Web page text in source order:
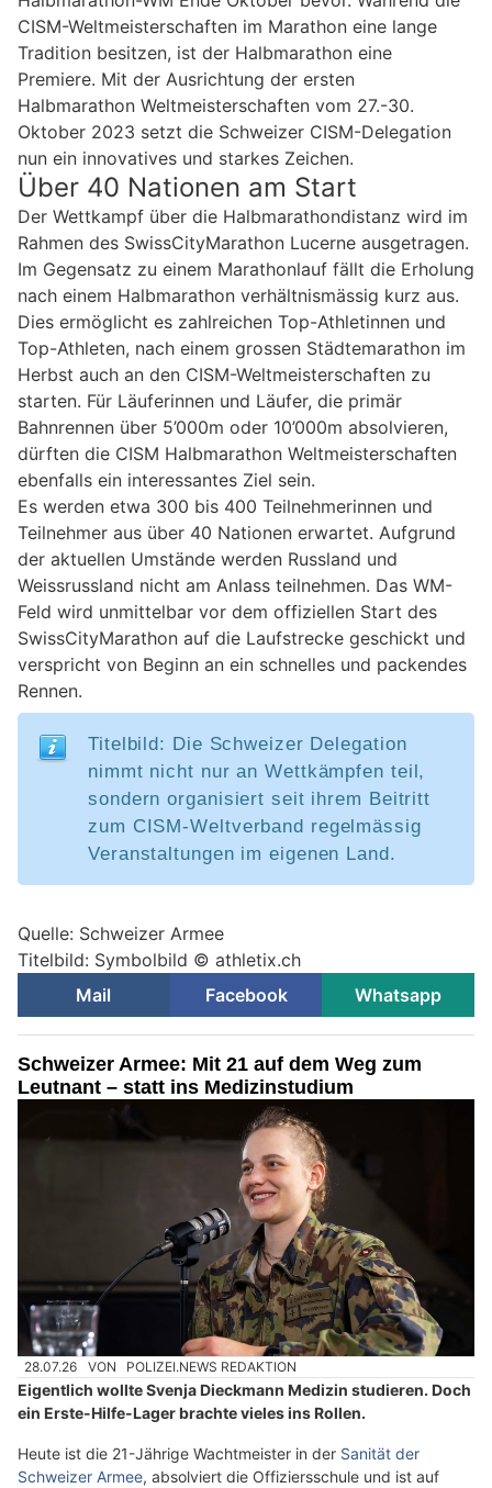
CISM-Weltmeisterschaften im Marathon eine lange
Tradition besitzen, ist der Halbmarathon eine
Premiere. Mit der Ausrichtung der ersten
Halbmarathon Weltmeisterschaften vom 27.-30.
Oktober 2023 setzt die Schweizer CISM-Delegation
nun ein innovatives und starkes Zeichen.
Über 40 Nationen am Start
Der Wettkampf über die Halbmarathondistanz wird im
Rahmen des SwissCityMarathon Lucerne ausgetragen.
Im Gegensatz zu einem Marathonlauf fällt die Erholung
nach einem Halbmarathon verhältnismässig kurz aus.
Dies ermöglicht es zahlreichen Top-Athletinnen und
Top-Athleten, nach einem grossen Städtemarathon im
Herbst auch an den CISM-Weltmeisterschaften zu
starten. Für Läuferinnen und Läufer, die primär
Bahnrennen über 5’000m oder 10’000m absolvieren,
dürften die CISM Halbmarathon Weltmeisterschaften
ebenfalls ein interessantes Ziel sein.
Es werden etwa 300 bis 400 Teilnehmerinnen und
Teilnehmer aus über 40 Nationen erwartet. Aufgrund
der aktuellen Umstände werden Russland und
Weissrussland nicht am Anlass teilnehmen. Das WM-
Feld wird unmittelbar vor dem offiziellen Start des
SwissCityMarathon auf die Laufstrecke geschickt und
verspricht von Beginn an ein schnelles und packendes
Rennen.
Titelbild: Die Schweizer Delegation
nimmt nicht nur an Wettkämpfen teil,
sondern organisiert seit ihrem Beitritt
zum CISM-Weltverband regelmässig
Veranstaltungen im eigenen Land.
Quelle: Schweizer Armee
Titelbild: Symbolbild © athletix.ch
Mail
Facebook Whatsapp
Schweizer Armee: Mit 21 auf dem Weg zum
Leutnant – statt ins Medizinstudium
28.07.26 VON POLIZEI.NEWS REDAKTION
Eigentlich wollte Svenja Dieckmann Medizin studieren. Doch
ein Erste-Hilfe-Lager brachte vieles ins Rollen.
Heute ist die 21-Jährige Wachtmeister in der Sanität der
Schweizer Armee, absolviert die Offiziersschule und ist auf